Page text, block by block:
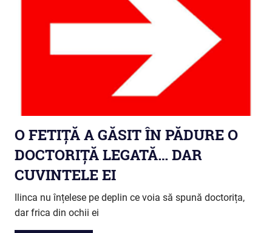
O FETIȚĂ A GĂSIT ÎN PĂDURE O
DOCTORIȚĂ LEGATĂ… DAR
CUVINTELE EI
Ilinca nu înțelese pe deplin ce voia să spună doctorița,
dar frica din ochii ei